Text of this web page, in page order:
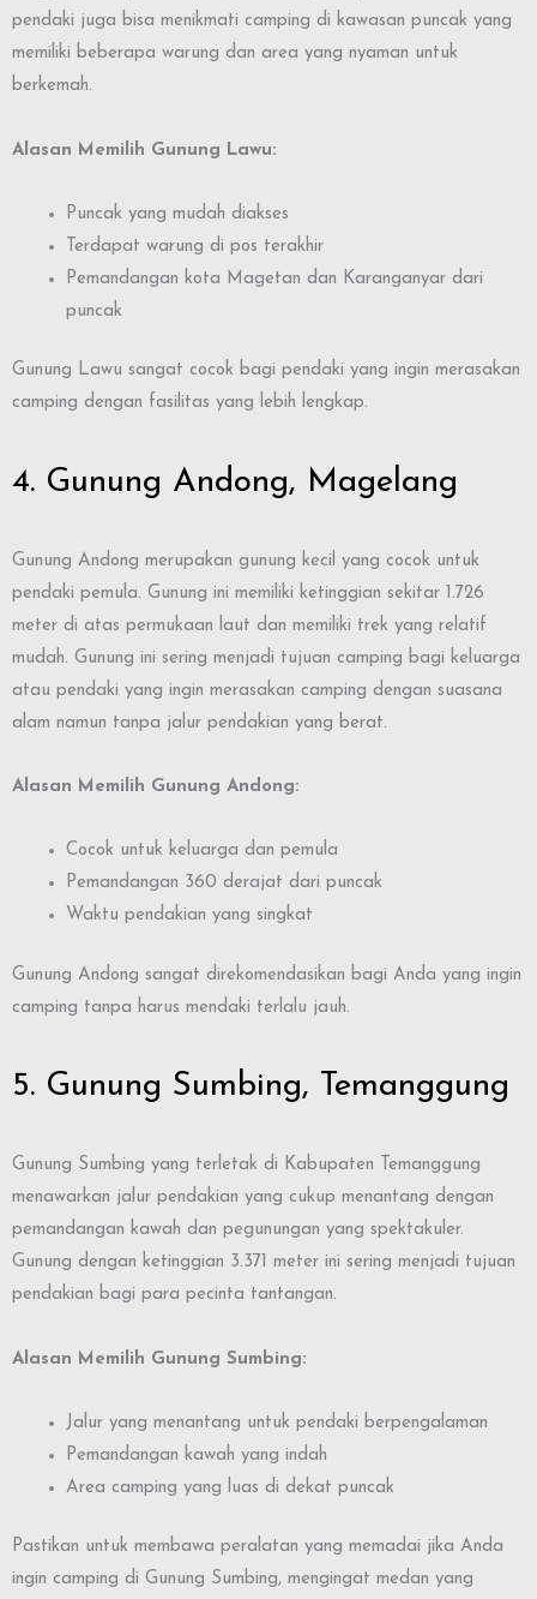
pendaki juga bisa menikmati camping di kawasan puncak yang
memiliki beberapa warung dan area yang nyaman untuk
berkemah.
Alasan Memilih Gunung Lawu:
Puncak yang mudah diakses
Terdapat warung di pos terakhir
Pemandangan kota Magetan dan Karanganyar dari
puncak
Gunung Lawu sangat cocok bagi pendaki yang ingin merasakan
camping dengan fasilitas yang lebih lengkap.
4. Gunung Andong, Magelang
Gunung Andong merupakan gunung kecil yang cocok untuk
pendaki pemula. Gunung ini memiliki ketinggian sekitar 1.726
meter di atas permukaan laut dan memiliki trek yang relatif
mudah. Gunung ini sering menjadi tujuan camping bagi keluarga
atau pendaki yang ingin merasakan camping dengan suasana
alam namun tanpa jalur pendakian yang berat.
Alasan Memilih Gunung Andong:
Cocok untuk keluarga dan pemula
Pemandangan 360 derajat dari puncak
Waktu pendakian yang singkat
Gunung Andong sangat direkomendasikan bagi Anda yang ingin
camping tanpa harus mendaki terlalu jauh.
5. Gunung Sumbing, Temanggung
Gunung Sumbing yang terletak di Kabupaten Temanggung
menawarkan jalur pendakian yang cukup menantang dengan
pemandangan kawah dan pegunungan yang spektakuler.
Gunung dengan ketinggian 3.371 meter ini sering menjadi tujuan
pendakian bagi para pecinta tantangan.
Alasan Memilih Gunung Sumbing:
Jalur yang menantang untuk pendaki berpengalaman
Pemandangan kawah yang indah
Area camping yang luas di dekat puncak
Pastikan untuk membawa peralatan yang memadai jika Anda
ingin camping di Gunung Sumbing, mengingat medan yang